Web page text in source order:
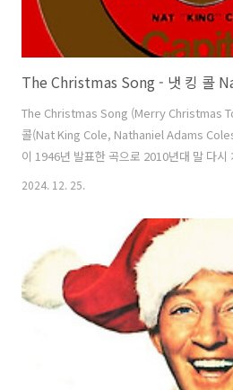
The Christmas Song - 냇 킹 콜
The Christmas Song (Merry Christmas
콜(Nat King Cole, Nathaniel Adams
이 1946년 발표한 곡으로 2010년대 말 다시
캐나다 13위, 아일랜드 23위, UK 34위 등을
Howard Tormé, 19250913 ~ 19990605)
리스트 오스카 무어(Oscar Moore), 베이
로 구성된 냇 킹 콜 트리오(Nat King Cole
2024. 12. 25.